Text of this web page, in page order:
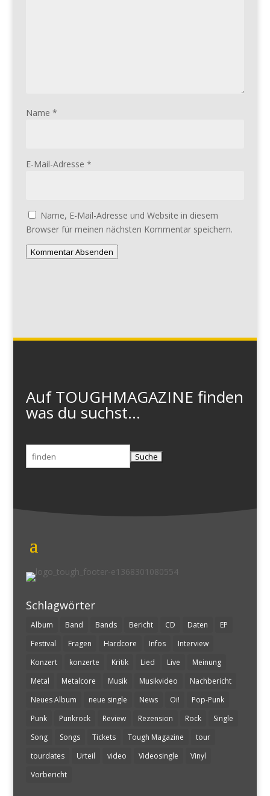
Name *
E-Mail-Adresse *
Name, E-Mail-Adresse und Website in diesem
Browser für meinen nächsten Kommentar speichern.
Kommentar Absenden
Auf TOUGHMAGAZINE finden
was du suchst...
Suchen
nach:
Schlagwörter
Album Band Bands Bericht CD Daten
EP
Festival
Fragen Hardcore Infos
Interview
Konzert
konzerte Kritik Lied Live
Meinung
Metal
Metalcore Musik Musikvideo
Nachbericht
Neues Album
neue single News Oi!
Pop-Punk
Punk
Punkrock Review Rezension Rock
Single
Song
Songs Tickets Tough Magazine
tour
tourdates
Urteil video Videosingle
Vinyl
Vorbericht